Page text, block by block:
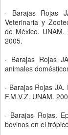
· Barajas Rojas
Veterinaria y
de México.
2005.
· Barajas Rojas
animales
· Barajas Rojas
F.M.V.Z. UNAM.
· Barajas Rojas.
bovinos en el